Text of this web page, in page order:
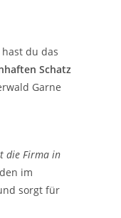
du das
Schatz
Garne
die Firma in
im
sorgt für